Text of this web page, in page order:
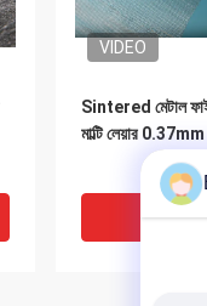
VIDEO
Sintered মেটাল
মাল্টি লেয়ার
ভালো